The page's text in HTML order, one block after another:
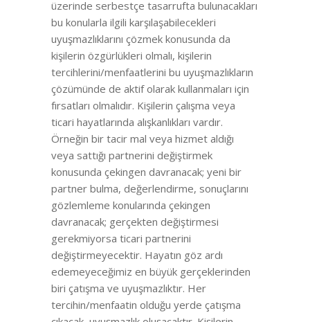
üzerinde serbestçe tasarrufta bulunacakları
bu konularla ilgili karşılaşabilecekleri
uyuşmazlıklarını çözmek konusunda da
kişilerin özgürlükleri olmalı, kişilerin
tercihlerini/menfaatlerini bu uyuşmazlıkların
çözümünde de aktif olarak kullanmaları için
fırsatları olmalıdır. Kişilerin çalışma veya
ticari hayatlarında alışkanlıkları vardır.
Örneğin bir tacir mal veya hizmet aldığı
veya sattığı partnerini değiştirmek
konusunda çekingen davranacak; yeni bir
partner bulma, değerlendirme, sonuçlarını
gözlemleme konularında çekingen
davranacak; gerçekten değiştirmesi
gerekmiyorsa ticari partnerini
değiştirmeyecektir. Hayatın göz ardı
edemeyeceğimiz en büyük gerçeklerinden
biri çatışma ve uyuşmazlıktır. Her
tercihin/menfaatin olduğu yerde çatışma